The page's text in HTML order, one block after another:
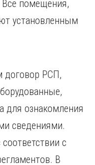
Все помещения,
установленным
договор РСП,
для ознакомления
сведениями.
с
В